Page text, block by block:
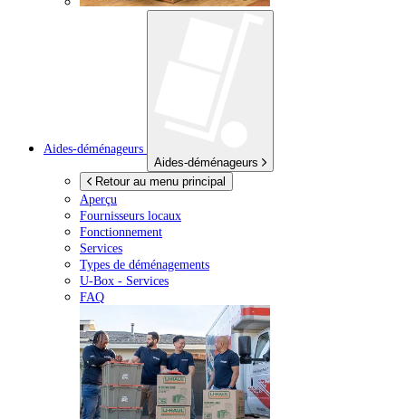
Aides-déménageurs
Aides-déménageurs
Retour au menu principal
Aperçu
Fournisseurs locaux
Fonctionnement
Services
Types de déménagements
U-Box - Services
FAQ